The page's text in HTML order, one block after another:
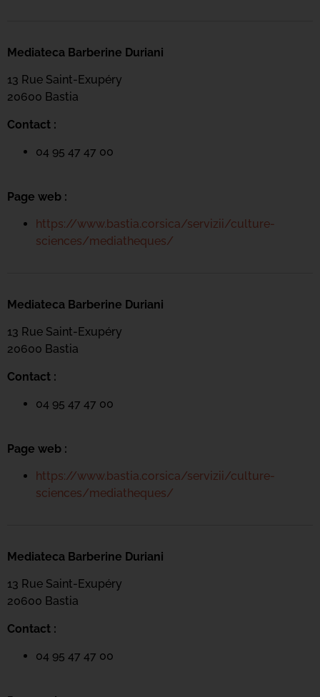
Mediateca Barberine Duriani
13 Rue Saint-Exupéry
20600 Bastia
Contact :
04 95 47 47 00
Page web :
https://www.bastia.corsica/servizii/culture-
sciences/mediatheques/
Mediateca Barberine Duriani
13 Rue Saint-Exupéry
20600 Bastia
Contact :
04 95 47 47 00
Page web :
https://www.bastia.corsica/servizii/culture-
sciences/mediatheques/
Mediateca Barberine Duriani
13 Rue Saint-Exupéry
20600 Bastia
Contact :
04 95 47 47 00